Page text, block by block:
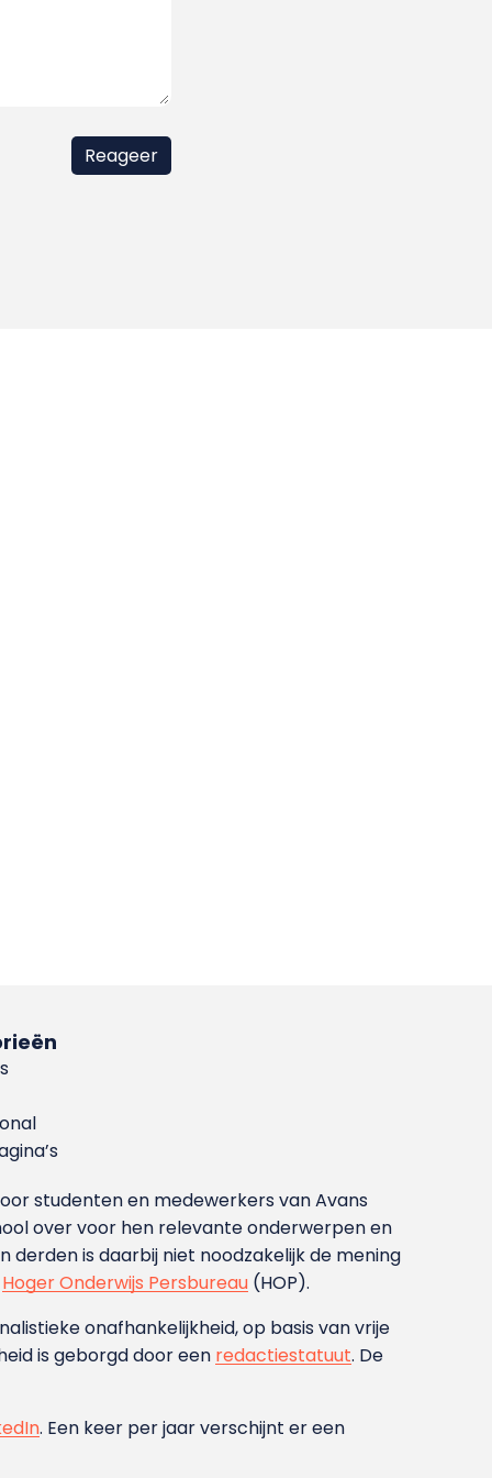
studenten en medewerkers van Avans
over voor hen relevante onderwerpen en
is daarbij niet noodzakelijk de mening
Hoger Onderwijs Persbureau (HOP).
onafhankelijkheid, op basis van vrije
is geborgd door een redactiestatuut. De
. Een keer per jaar verschijnt er een